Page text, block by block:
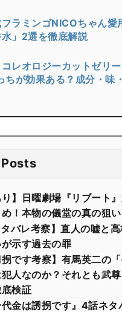
フラミンゴNICOちゃん愛
」2選を徹底解説
コレオロジーカットゼリ
ちが効果ある？成分・味
り】日曜劇場『リブー
！本物の儀堂の真の狙
タバレ考察】直人の嘘と
示す過去の罪
拐です考察】有馬英二の
人なのか？それとも武
検証
金は誘拐です』4話ネタ